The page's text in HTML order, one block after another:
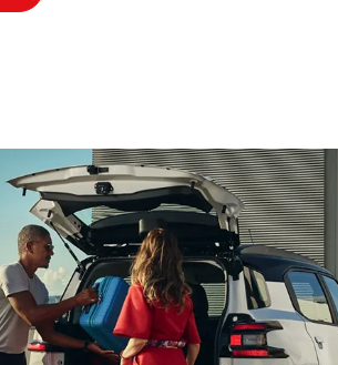
e da quilometragem, todo cliente têm
que oferece reboque 24h por dia, 7
de pane ou colisão por até 3 anos.